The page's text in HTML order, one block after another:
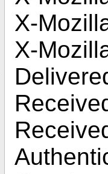
X-
X-